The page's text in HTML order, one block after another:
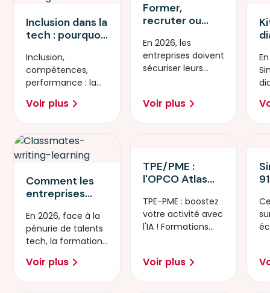
Inclusion dans la
tech : pourquoi
misent sur les
femmes et les
personnes en
situation de
handicap (PSH)
pour répondre à
la pénurie de
talents
Inclusion,
compétences,
performance : la
RH face à la
pénurie de talents
Voir plus
Former,
recruter ou
comment
sécuriser
(durablement)
compétences
numériques de
votre
En 2026, les
entreprises doivent
sécuriser leurs
former, recruter,
Voir plus
Comment les
entreprises
stratégies
compétences
face à la
pénurie tech
En 2026, face à la
pénurie de talents
tech, la formation
le levier clé pour
sécuriser
Voir plus
TPE/PME :
l'OPCO Atlas
des formations
IA certifiantes
et jusqu’à 100
partenariat
avec Simplon
TPE-PME : boostez
votre activité avec
l'IA ! Formations
OPCO Atlas.
Voir plus